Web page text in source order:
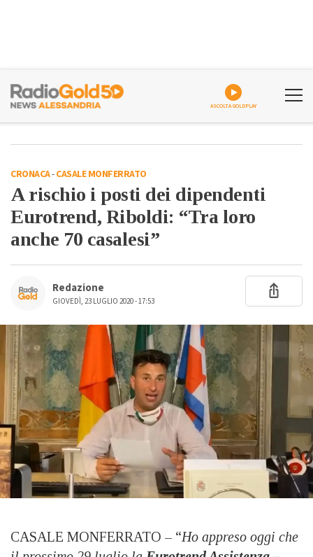
ASCOLTA GOLDPLAY
CRONACA-CASALE MONFERRATO
A rischio i posti dei dipendenti
Eurotrend, Riboldi: “Tra loro
anche 70 casalesi”
Redazione
GIOVEDÌ, 23 LUGLIO 2020 - 17:53
CASALE MONFERRATO – “Ho appreso oggi che